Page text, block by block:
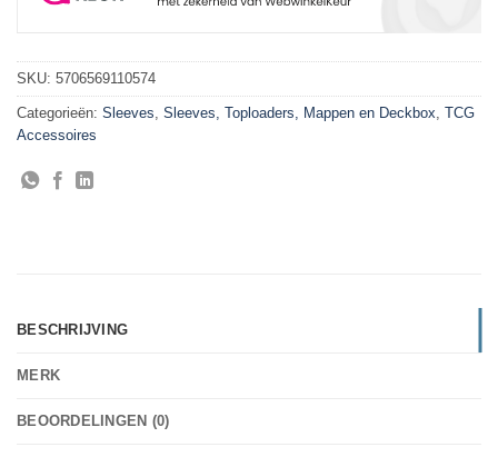
SKU: 5706569110574
Categorieën: Sleeves Sleeves, Toploaders, Mappen en Deckbox TCG
Accessoires
BESCHRIJVING
MERK
BEOORDELINGEN (0)